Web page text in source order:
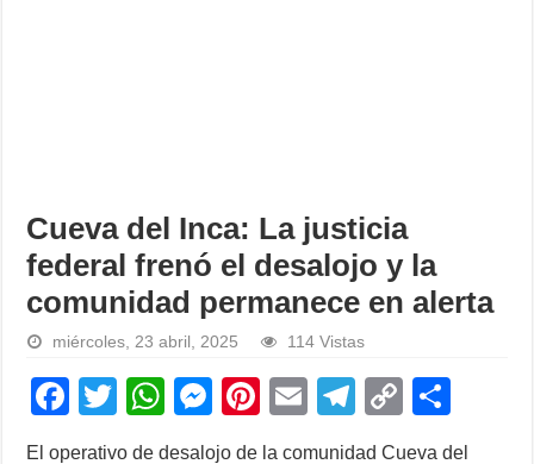
Cueva del Inca: La justicia
federal frenó el desalojo y la
comunidad permanece en alerta
miércoles, 23 abril, 2025 114 Vistas
F
T
wi
W
h
M
e
Pi
nt
E
T
el
C
h
El operativo de desalojo de la comunidad Cueva del